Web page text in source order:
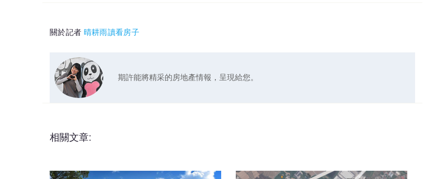
關於記者 晴耕雨讀看房子
期許能將精采的房地產情報，呈現給您。
相關文章: